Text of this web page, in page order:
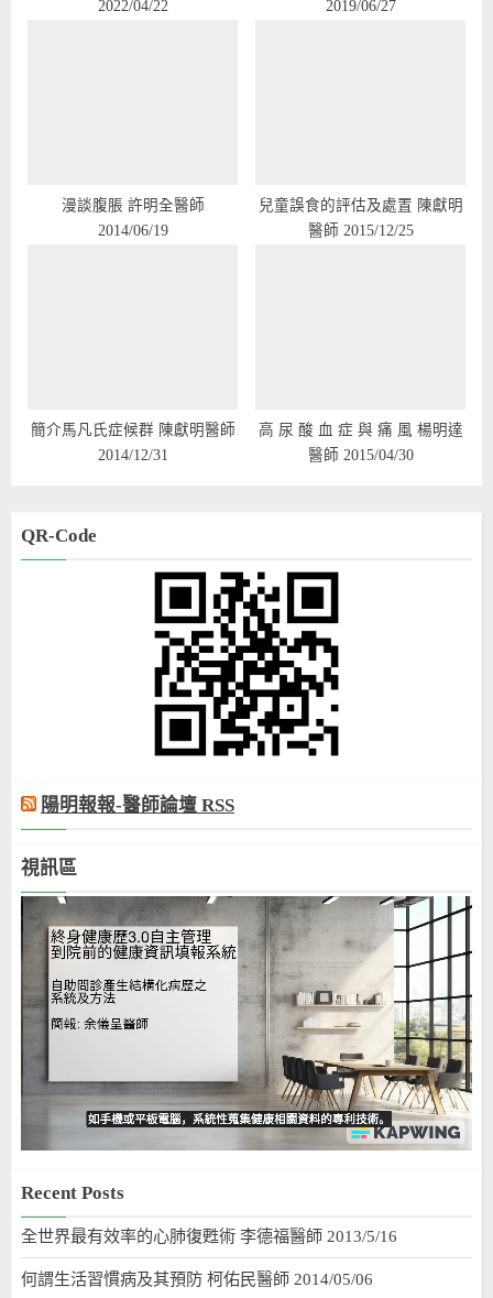
2022/04/22 2019/06/27
漫談腹脹 許明全醫師
2014/06/19
兒童誤食的評估及處置 陳獻明
醫師 2015/12/25
簡介馬凡氏症候群 陳獻明醫師
2014/12/31
高 尿 酸 血 症 與 痛 風 楊明達
醫師 2015/04/30
QR-Code
陽明報報-醫師論壇 RSS
視訊區
Recent Posts
全世界最有效率的心肺復甦術 李德福醫師 2013/5/16
何謂生活習慣病及其預防 柯佑民醫師 2014/05/06